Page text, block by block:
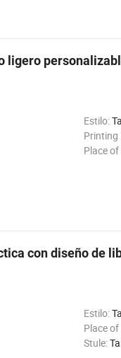
ligero
Estilo:
Printing
Place
con diseño de
Estilo:
Place
Stule: